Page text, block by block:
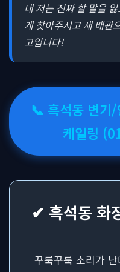
내 저는 진짜 할 말을
게 찾아주시고 새 배관
고입니다!
📞 흑석동 변기
케일링
✔ 흑석동 화
꾸룩꾸룩 소리가